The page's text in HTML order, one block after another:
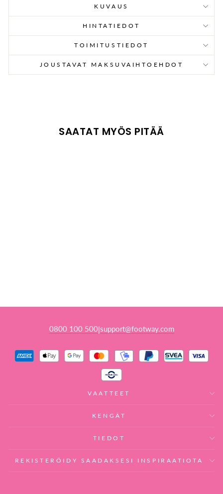
KUVAUS
HINTATIEDOT
TOIMITUSTIEDOT
JOUSTAVAT MAKSUVAIHTOEHDOT
SAATAT MYÖS PITÄÄ
0800 100 500|support@footway.com
VAATTEET
KENGÄT
TIEDOT
REKISTERÖIDY SAADAKSESI INSPIRAATIOTA